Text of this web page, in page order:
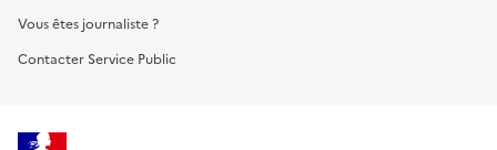
Vous êtes journaliste ?
Contacter Service Public